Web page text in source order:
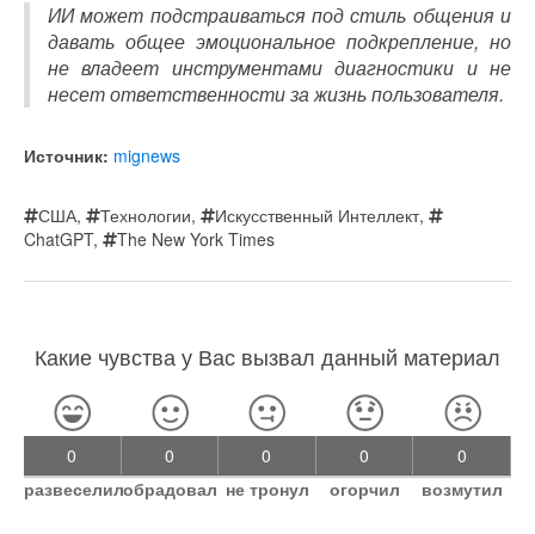
ИИ может подстраиваться под стиль общения и
давать общее эмоциональное подкрепление, но
не владеет инструментами диагностики и не
несет ответственности за жизнь пользователя.
Источник: mignews
США, Технологии, Искусственный Интеллект,
ChatGPT, The New York Times
Какие чувства у Вас вызвал данный материал
0
развеселил
0
обрадовал
0
не тронул
0
огорчил
0
возмутил